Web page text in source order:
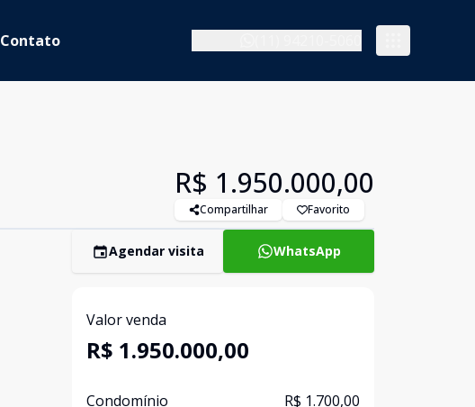
Contato
R$ 1.950.000,00
Compartilhar Favorito
Agendar visita WhatsApp
Valor venda
R$ 1.950.000,00
Condomínio R$ 1.700,00